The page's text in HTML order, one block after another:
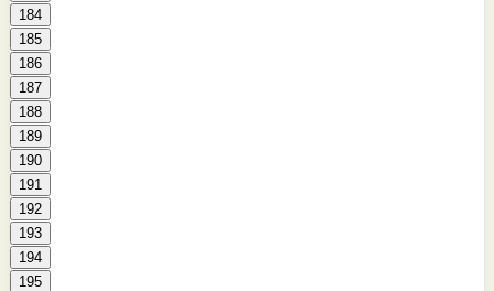
184
185
186
187
188
189
190
191
192
193
194
195